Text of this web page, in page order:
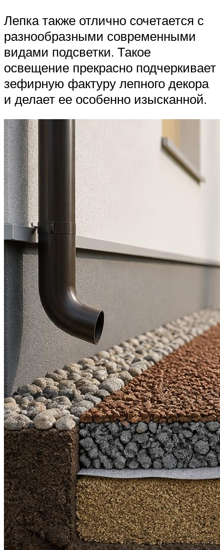
Лепка также отлично сочетается с
разнообразными современными
видами подсветки. Такое
освещение прекрасно подчеркивает
зефирную фактуру лепного декора
и делает ее особенно изысканной.